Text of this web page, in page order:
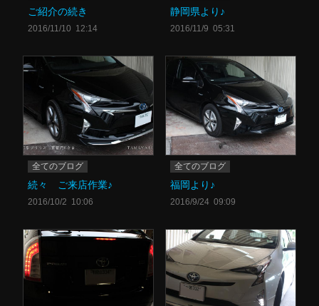
ご紹介の続き
2016/11/10 12:14
静岡県より♪
2016/11/9 05:31
全てのブログ
続々 ご来店作業♪
2016/10/2 10:06
全てのブログ
福岡より♪
2016/9/24 09:09